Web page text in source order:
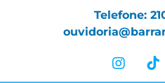
Telefone: